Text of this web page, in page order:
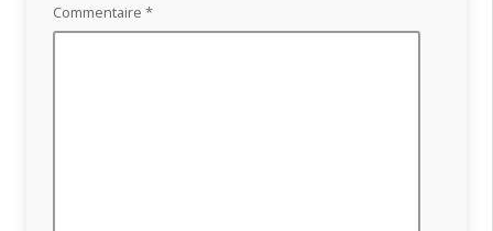
Commentaire *